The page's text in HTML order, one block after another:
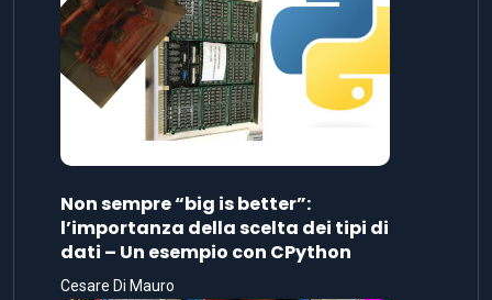
Non sempre “big is better”:
l’importanza della scelta dei tipi di
dati – Un esempio con CPython
Cesare Di Mauro